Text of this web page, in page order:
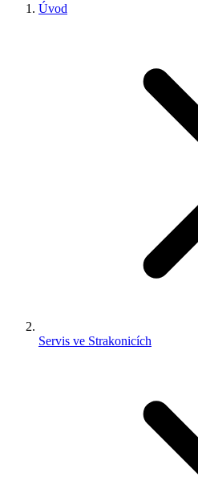
Úvod
Servis ve Strakonicích